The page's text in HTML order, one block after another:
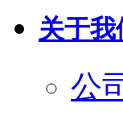
关于我
公